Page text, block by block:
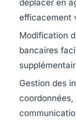
déplacer en
efficacement
Modification
bancaires
Gestion des